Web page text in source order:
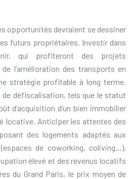
opportunités devraient se dessiner
futurs propriétaires. Investir dans
qui profiteront des projets
de l’amélioration des transports en
stratégie profitable à long terme.
défiscalisation, tels que le statut
d’acquisition d’un bien immobilier
locative. Anticiper les attentes des
des logements adaptés aux
de coworking, coliving…),
élevé et des revenus locatifs
du Grand Paris, le prix moyen de